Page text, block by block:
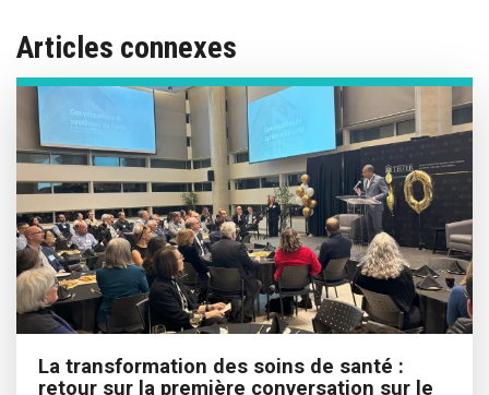
Articles connexes
La transformation des soins de santé :
retour sur la première conversation sur le